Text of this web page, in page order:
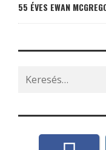
55 ÉVES EWAN
Search
for: